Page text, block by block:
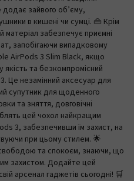
зайвого об’єму,
в кишені чи сумці. 👜 Крім
матеріал забезпечує приємні
запобігаючи випадковому
AirPods 3 Slim Black, якщо
якість та безкомпромісний
Це незамінний аксесуар для
супутник для щоденного
та зняття, довговічні
цей чохол найкращим
3, забезпечивши їм захист, на
при цьому стилем. 🌟
та спокоєм, знаючи, що
захистом. Додайте цей
арсенал гаджетів сьогодні! 🛒